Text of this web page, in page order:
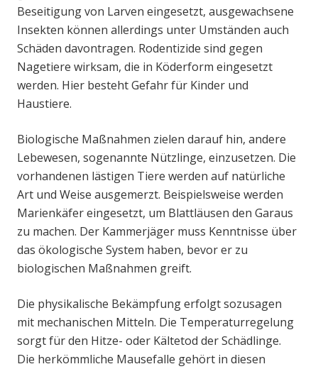
Beseitigung von Larven eingesetzt, ausgewachsene
Insekten können allerdings unter Umständen auch
Schäden davontragen. Rodentizide sind gegen
Nagetiere wirksam, die in Köderform eingesetzt
werden. Hier besteht Gefahr für Kinder und
Haustiere.
Biologische Maßnahmen zielen darauf hin, andere
Lebewesen, sogenannte Nützlinge, einzusetzen. Die
vorhandenen lästigen Tiere werden auf natürliche
Art und Weise ausgemerzt. Beispielsweise werden
Marienkäfer eingesetzt, um Blattläusen den Garaus
zu machen. Der Kammerjäger muss Kenntnisse über
das ökologische System haben, bevor er zu
biologischen Maßnahmen greift.
Die physikalische Bekämpfung erfolgt sozusagen
mit mechanischen Mitteln. Die Temperaturregelung
sorgt für den Hitze- oder Kältetod der Schädlinge.
Die herkömmliche Mausefalle gehört in diesen